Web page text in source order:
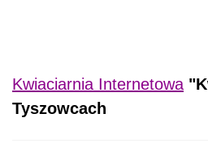
Kwiaciarnia Internetowa
Tyszowcach